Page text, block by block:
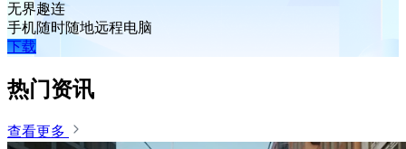
无界趣连
手机随时随地远程电脑
下载
热门资讯
查看更多